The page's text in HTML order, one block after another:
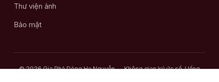
Thư viện ảnh
Bảo mật
© 2026 Gia Phả Dòng Họ Nguyễn — Không gian ký ức số. Uống